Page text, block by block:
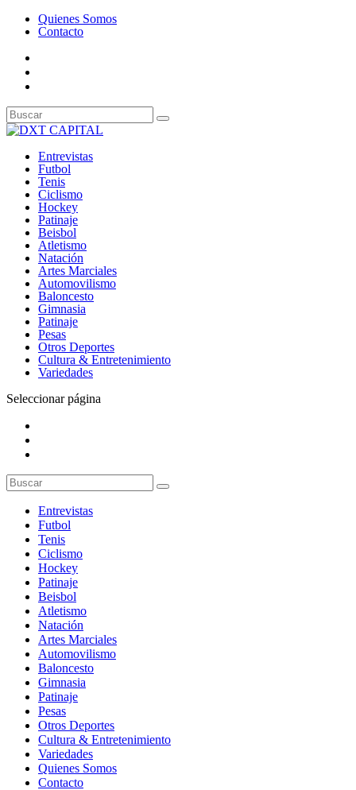
Quienes Somos
Contacto
Entrevistas
Futbol
Tenis
Ciclismo
Hockey
Patinaje
Beisbol
Atletismo
Natación
Artes Marciales
Automovilismo
Baloncesto
Gimnasia
Patinaje
Pesas
Otros Deportes
Cultura & Entretenimiento
Variedades
Seleccionar página
Entrevistas
Futbol
Tenis
Ciclismo
Hockey
Patinaje
Beisbol
Atletismo
Natación
Artes Marciales
Automovilismo
Baloncesto
Gimnasia
Patinaje
Pesas
Otros Deportes
Cultura & Entretenimiento
Variedades
Quienes Somos
Contacto